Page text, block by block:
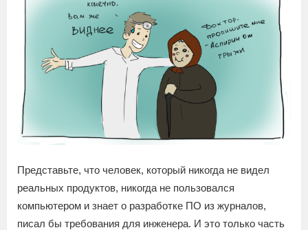
Представьте, что человек, который никогда не видел
реальных продуктов, никогда не пользовался
компьютером и знает о разработке ПО из журналов,
писал бы требования для инженера. И это только часть